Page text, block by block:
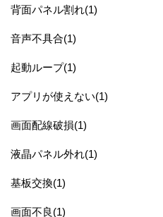
背面パネル割れ(1)
音声不具合(1)
起動ループ(1)
アプリが使えない(1)
画面配線破損(1)
液晶パネル外れ(1)
基板交換(1)
画面不良(1)